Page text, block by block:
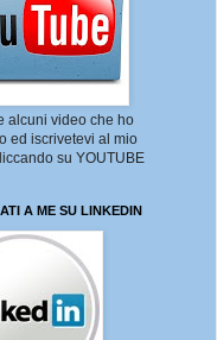
alcuni video che ho
ed iscrivetevi al mio
su YOUTUBE
A ME SU LINKEDIN